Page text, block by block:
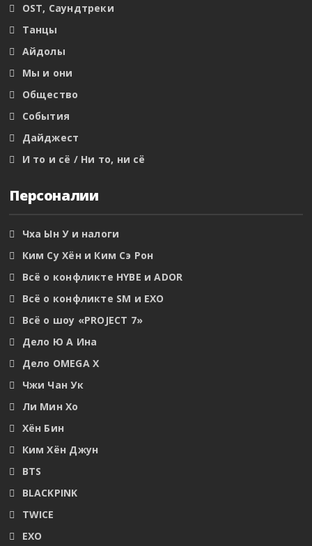
OST, Саундтреки
Танцы
Айдолы
Мы и они
Общество
События
Дайджест
И то и сё / Ни то, ни сё
Персоналии
Чха Ын У и налоги
Ким Су Хён и Ким Сэ Рон
Всё о конфликте HYBE и ADOR
Всё о конфликте SM и EXO
Всё о шоу «PROJECT 7»
Дело Ю А Ина
Дело OMEGA X
Чжи Чан Ук
Ли Мин Хо
Хён Бин
Ким Хён Джун
BTS
BLACKPINK
TWICE
EXO